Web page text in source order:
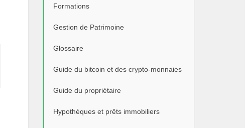
Formations
Gestion de Patrimoine
Glossaire
Guide du bitcoin et des crypto-monnaies
Guide du propriétaire
Hypothèques et prêts immobiliers